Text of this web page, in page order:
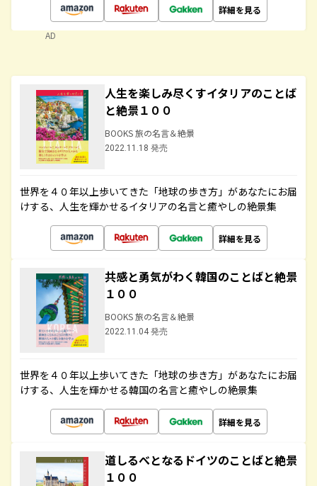
詳細を見る
AD
人生を楽しみ尽くすイタリアのことば
と絶景１００
BOOKS 旅の名言＆絶景
2022.11.18 発売
世界を４０年以上歩いてきた「地球の歩き方」があなたにお届
けする、人生を輝かせるイタリアの名言と癒やしの絶景集
詳細を見る
共感と勇気がわく韓国のことばと絶景
１００
BOOKS 旅の名言＆絶景
2022.11.04 発売
世界を４０年以上歩いてきた「地球の歩き方」があなたにお届
けする、人生を輝かせる韓国の名言と癒やしの絶景集
詳細を見る
道しるべとなるドイツのことばと絶景
１００